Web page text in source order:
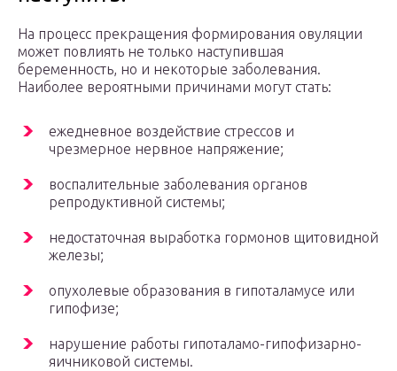
На процесс прекращения формирования овуляции
может повлиять не только наступившая
беременность, но и некоторые заболевания.
Наиболее вероятными причинами могут стать:
ежедневное воздействие стрессов и
чрезмерное нервное напряжение;
воспалительные заболевания органов
репродуктивной системы;
недостаточная выработка гормонов щитовидной
железы;
опухолевые образования в гипоталамусе или
гипофизе;
нарушение работы гипоталамо-гипофизарно-
яичниковой системы.